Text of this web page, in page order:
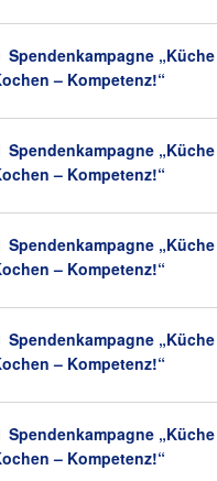
Empfohlen
Spendenkampagne
– Kompetenz!“
Empfohlen
Spendenkampagne
– Kompetenz!“
Empfohlen
Spendenkampagne
– Kompetenz!“
Empfohlen
Spendenkampagne
– Kompetenz!“
Empfohlen
Spendenkampagne
– Kompetenz!“